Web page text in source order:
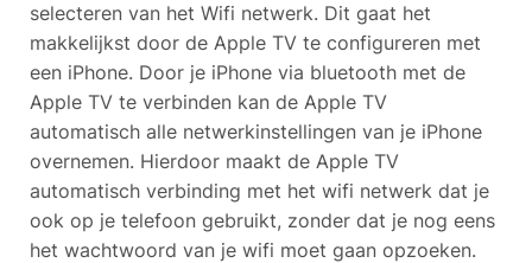
selecteren van het Wifi netwerk. Dit gaat het
makkelijkst door de Apple TV te configureren met
een iPhone. Door je iPhone via bluetooth met de
Apple TV te verbinden kan de Apple TV
automatisch alle netwerkinstellingen van je iPhone
overnemen. Hierdoor maakt de Apple TV
automatisch verbinding met het wifi netwerk dat je
ook op je telefoon gebruikt, zonder dat je nog eens
het wachtwoord van je wifi moet gaan opzoeken.